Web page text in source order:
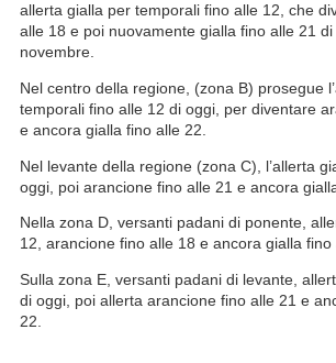
allerta gialla per temporali fino alle 12, che
alle 18 e poi nuovamente gialla fino alle 21
novembre.
Nel centro della regione, (zona B) prosegue
temporali fino alle 12 di oggi, per diventare
e ancora gialla fino alle 22.
Nel levante della regione (zona C), l’allerta
oggi, poi arancione fino alle 21 e ancora
Nella zona D, versanti padani di ponente,
12, arancione fino alle 18 e ancora gialla fino
Sulla zona E, versanti padani di levante,
di oggi, poi allerta arancione fino alle 21 e
22.